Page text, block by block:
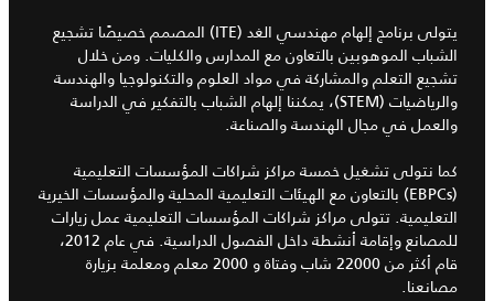
يتولى برنامج إلهام مهندسي الغد (ITE) المصمم خصيصًا تشجيع
الشباب الموهوبين بالتعاون مع المدارس والكليات. ومن خلال
تشجيع التعلم والمشاركة في مواد العلوم والتكنولوجيا والهندسة
والرياضيات (STEM)، يمكننا إلهام الشباب بالتفكير في الدراسة
والعمل في مجال الهندسة والصناعة.
كما نتولى تشغيل خمسة مراكز شراكات المؤسسات التعليمية
(EBPCs) بالتعاون مع الهيئات التعليمية المحلية والمؤسسات الخيرية
التعليمية. تتولى مراكز شراكات المؤسسات التعليمية عمل زيارات
للمصانع وإقامة أنشطة داخل الفصول الدراسية. في عام 2012،
قام أكثر من 22000 شاب وفتاة و 2000 معلم ومعلمة بزيارة
مصانعنا.